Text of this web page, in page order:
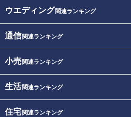
ウエディング関連ランキング
通信関連ランキング
小売関連ランキング
生活関連ランキング
住宅関連ランキング